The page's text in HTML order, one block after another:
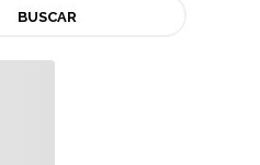
BUSCAR